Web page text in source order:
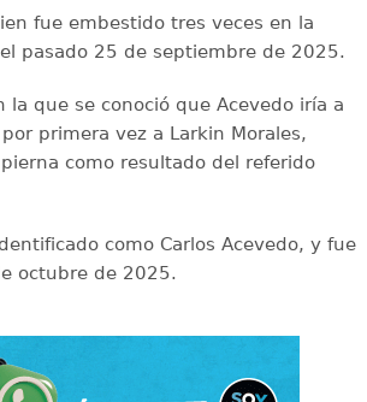
fue embestido tres veces en la
pasado 25 de septiembre de 2025.
la que se conoció que Acevedo iría a
primera vez a Larkin Morales,
como resultado del referido
como Carlos Acevedo, y fue
octubre de 2025.